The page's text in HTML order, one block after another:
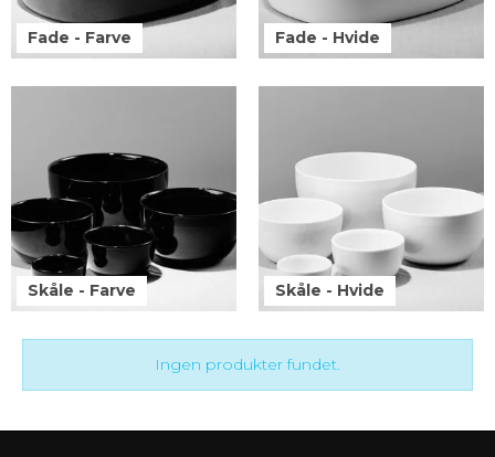
Fade - Farve Fade - Hvide
Skåle - Farve Skåle - Hvide
Ingen produkter fundet.